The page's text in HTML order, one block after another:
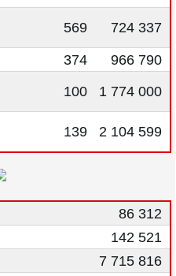
569 724 337
374
966 790
100 1 774 000
139 2 104 599
86 312
142 521
7 715 816